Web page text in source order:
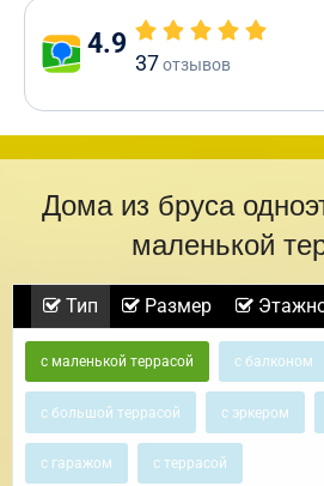
4.9
37отзывов
Дома из бруса
маленькой
Тип Размер
с маленькой террасой с балконом
с большой террасой с эркером
с гаражом с террасой